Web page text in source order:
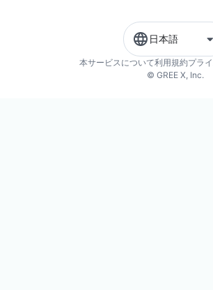
日本語
本サービスについて利用規約プラ
© GREE X, Inc.